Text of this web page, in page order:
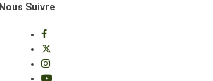
Nous Suivre